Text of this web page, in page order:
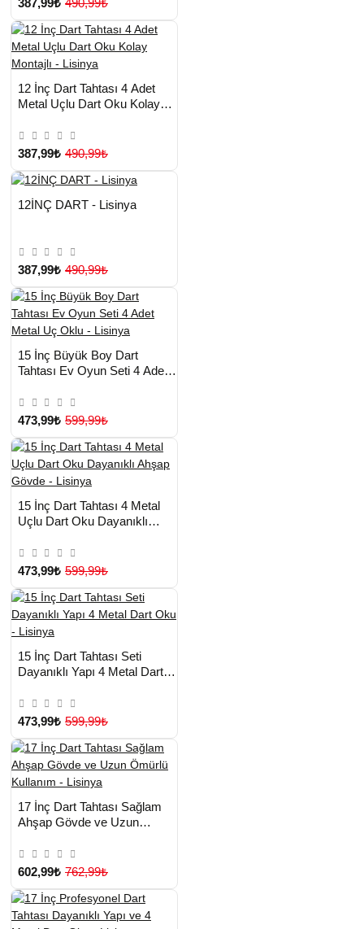
HIZLI
TESLİMAT
12 İnç Dart Tahtası 4 Adet
Metal Uçlu Dart Oku Kolay
387,99₺ 490,99₺
HIZLI
TESLİMAT
12İNÇ DART - Lisinya
387,99₺ 490,99₺
HIZLI
TESLİMAT
15 İnç Büyük Boy Dart
Tahtası Ev Oyun Seti 4 Adet
473,99₺ 599,99₺
HIZLI
TESLİMAT
15 İnç Dart Tahtası 4 Metal
Uçlu Dart Oku Dayanıklı
473,99₺ 599,99₺
HIZLI
TESLİMAT
15 İnç Dart Tahtası Seti
Dayanıklı Yapı 4 Metal Dart
473,99₺ 599,99₺
HIZLI
TESLİMAT
17 İnç Dart Tahtası Sağlam
Ahşap Gövde ve Uzun
602,99₺ 762,99₺